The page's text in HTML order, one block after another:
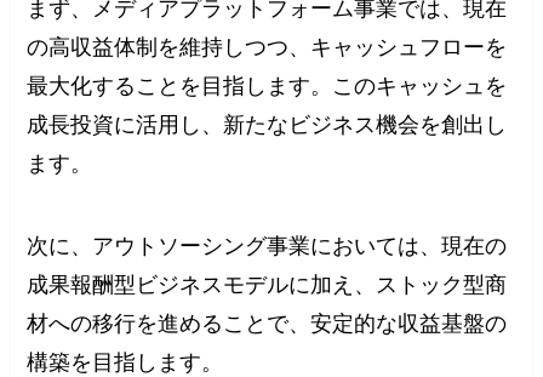
まず、メディアプラットフォーム事業では、現在
の高収益体制を維持しつつ、キャッシュフローを
最大化することを目指します。このキャッシュを
成長投資に活用し、新たなビジネス機会を創出し
ます。
次に、アウトソーシング事業においては、現在の
成果報酬型ビジネスモデルに加え、ストック型商
材への移行を進めることで、安定的な収益基盤の
構築を目指します。